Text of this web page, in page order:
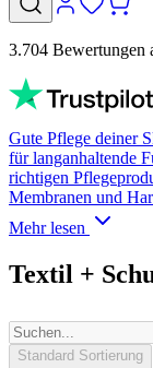
3.704 Bewertungen
Gute Pflege deiner
für langanhaltende
richtigen
Membranen und
Mehr lesen
Textil +
Standard Sortierung